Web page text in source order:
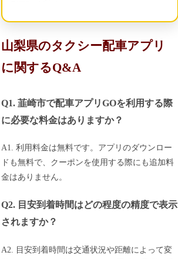
山梨県のタクシー配車アプリ
に関するQ&A
Q1. 韮崎市で配車アプリGOを利用する際
に必要な料金はありますか？
A1. 利用料金は無料です。アプリのダウンロー
ドも無料で、クーポンを使用する際にも追加料
金はありません。
Q2. 目安到着時間はどの程度の精度で表示
されますか？
A2. 目安到着時間は交通状況や距離によって変